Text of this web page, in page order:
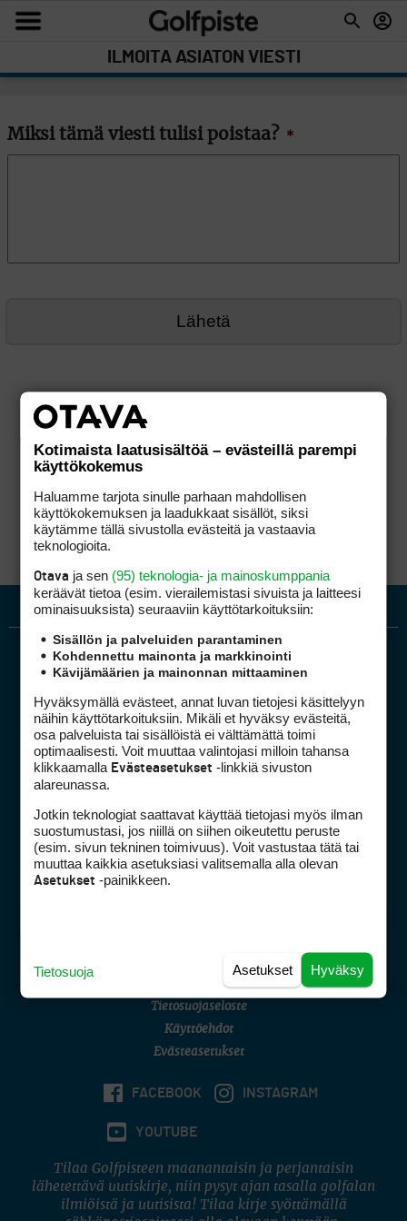
ILMOITA ASIATON VIESTI
Miksi tämä viesti tulisi poistaa? *
Golfpiste mediakortti
Golfpisteen yhteystiedot
DSA avoimuusraportti
Asiakaspalvelu
(digi) digi@otavamedia.fi
Tietosuojaseloste
Käyttöehdot
Evästeasetukset
FACEBOOK INSTAGRAM
YOUTUBE
Tilaa Golfpisteen maanantaisin ja perjantaisin
lähetettävä uutiskirje, niin pysyt ajan tasalla golfalan
ilmiöistä ja uutisista! Tilaa kirje syöttämällä
Kotimaista laatusisältöä – evästeillä parempi
käyttökokemus
Haluamme tarjota sinulle parhaan mahdollisen
käyttökokemuksen ja laadukkaat sisällöt, siksi
käytämme tällä sivustolla evästeitä ja vastaavia
teknologioita.
Otava ja sen (95) teknologia- ja mainoskumppania
keräävät tietoa (esim. vierailemis­tasi sivuista ja laitteesi
ominaisuuk­sista) seuraaviin käyttötarkoituksiin:
Sisällön ja palveluiden parantaminen
Kohdennettu mainonta ja markkinointi
Kävijämäärien ja mainonnan mittaaminen
Hyväksymällä evästeet, annat luvan tietojesi käsittelyyn
näihin käyttötarkoituksiin. Mikäli et hyväksy evästeitä,
osa palveluista tai sisällöistä ei välttämättä toimi
optimaalisesti. Voit muuttaa valintojasi milloin tahansa
klikkaamalla Evästeasetukset -linkkiä sivuston
alareunassa.
Jotkin teknologiat saattavat käyttää tietojasi myös ilman
suostumustasi, jos niillä on siihen oikeutettu peruste
(esim. sivun tekninen toimivuus). Voit vastustaa tätä tai
muuttaa kaikkia asetuksiasi valitsemalla alla olevan
Asetukset -painikkeen.
Hyväksy
Asetukset
Tietosuoja